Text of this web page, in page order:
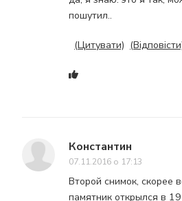
пошутил..
(Цитувати)
Константин
07.11.2016 о 17:13
Второй снимок, скорее
памятник открылся в